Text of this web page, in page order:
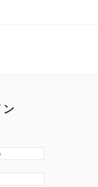
ン